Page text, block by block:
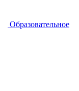
Образовательное